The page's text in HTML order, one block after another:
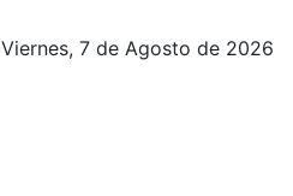
Viernes, 7 de Agosto de 2026